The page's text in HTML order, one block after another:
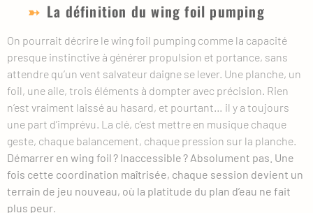
La définition du wing foil pumping
On pourrait décrire le wing foil pumping comme la capacité
presque instinctive à générer propulsion et portance, sans
attendre qu’un vent salvateur daigne se lever. Une planche, un
foil, une aile, trois éléments à dompter avec précision. Rien
n’est vraiment laissé au hasard, et pourtant… il y a toujours
une part d’imprévu. La clé, c’est mettre en musique chaque
geste, chaque balancement, chaque pression sur la planche.
Démarrer en wing foil ? Inaccessible ? Absolument pas. Une
fois cette coordination maîtrisée, chaque session devient un
terrain de jeu nouveau, où la platitude du plan d’eau ne fait
plus peur.